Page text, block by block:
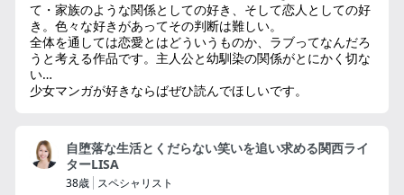
て・家族のような関係としての好き、そして恋人としての好
き。色々な好きがあってその判断は難しい。
全体を通しては恋愛とはどういうものか、ラブってなんだろ
うと考える作品です。主人公と幼馴染の関係がとにかく切な
い…
少女マンガが好きならばぜひ読んでほしいです。
自堕落な生活とくだらない笑いを追い求める関西ライ
ターLISA
38歳 スペシャリスト